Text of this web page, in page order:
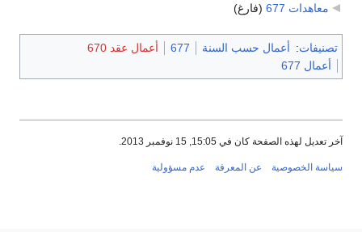
معاهدات 677 (فارغ)
تصنيفات: أعمال حسب السنة 677
أعمال عقد 670
أعمال 677
آخر تعديل لهذه الصفحة كان في 15:05, 15 نوفمبر 2013.
سياسة الخصوصية عن المعرفة عدم مسؤولية